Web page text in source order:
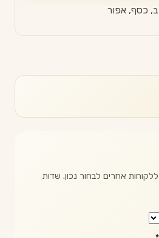
כסף, אפור
אחרים לבחור נכון. שדות